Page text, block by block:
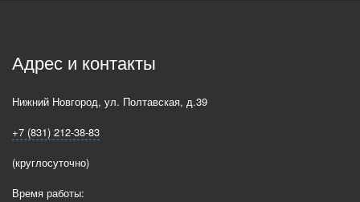
Адрес и контакты
Нижний Новгород, ул. Полтавская, д.39
+7 (831) 212-38-83
(круглосуточно)
Время работы: